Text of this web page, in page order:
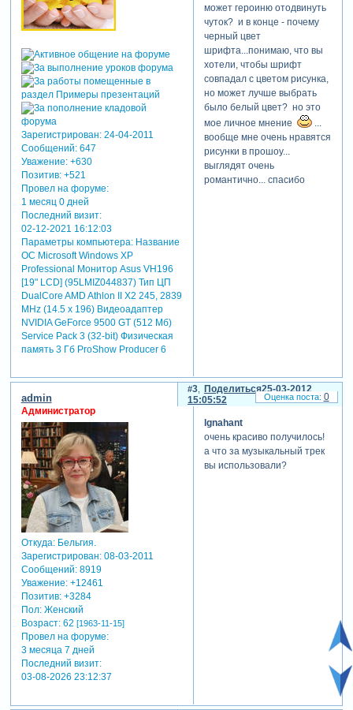
Зарегистрирован: 24-04-2011
Сообщений:647
Уважение: +630
Позитив: +521
Провел на форуме:
1 месяц 0 дней
Последний визит:
02-12-2021 16:12:03
Параметры компьютера:Название
ОС Microsoft Windows XP
Professional Монитор Asus VH196
[19" LCD] (95LMIZ044837) Тип ЦП
DualCore AMD Athlon II X2 245, 2839
MHz (14.5 x 196) Видеоадаптер
NVIDIA GeForce 9500 GT (512 Мб)
Service Pack 3 (32-bit) Физическая
память 3 Гб ProShow Producer 6
может героиню отодвинуть
чуток? и в конце - почему
черный цвет
шрифта...понимаю, что вы
хотели, чтобы шрифт
совпадал с цветом рисунка,
но может лучше выбрать
было белый цвет? но это
мое личное мнение
...
вообще мне очень нравятся
рисунки в прошоу...
выглядят очень
романтично... спасибо
Поделиться
3
25-03-2012
15:05:52
admin
Администратор
Откуда:Бельгия.
Зарегистрирован: 08-03-2011
Сообщений:8919
Уважение: +12461
Позитив: +3284
Пол:Женский
Возраст:62 [1963-11-15]
Провел на форуме:
3 месяца 7 дней
Последний визит:
03-08-2026 23:12:37
lgnahant
очень красиво получилось!
а что за музыкальный трек
вы использовали?
0